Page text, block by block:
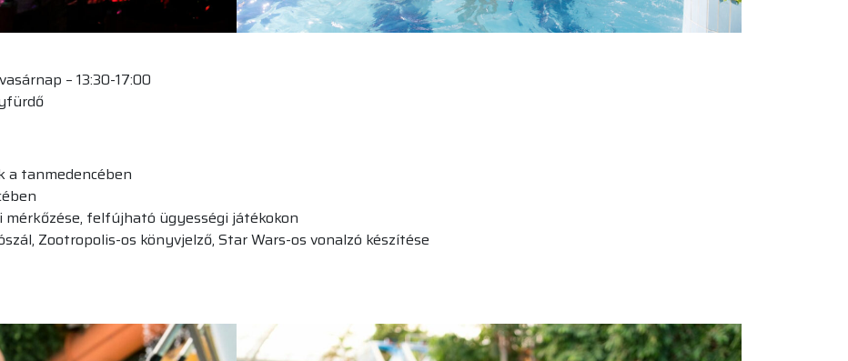
– 13:30-17:00
a tanmedencében
felfújható ügyességi játékokon
Zootropolis-os könyvjelző, Star Wars-os vonalzó készítése